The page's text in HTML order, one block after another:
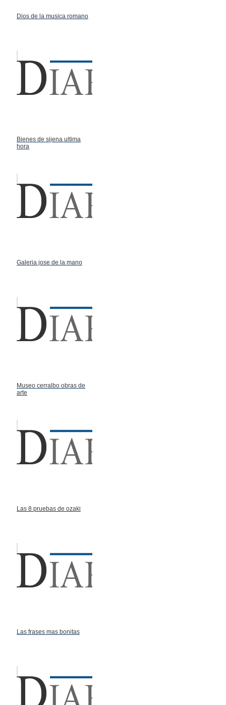
Dios de la musica romano
Bienes de sijena ultima
hora
Galeria jose de la mano
Museo cerralbo obras de
arte
Las 8 pruebas de ozaki
Las frases mas bonitas